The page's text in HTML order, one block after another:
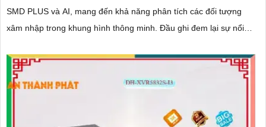
SMD PLUS và AI, mang đến khả năng phân tích các đối tượng
xâm nhập trong khung hình thông minh. Đầu ghi đem lại sự nổi
đáp ứng nhu cầu dễ dàng